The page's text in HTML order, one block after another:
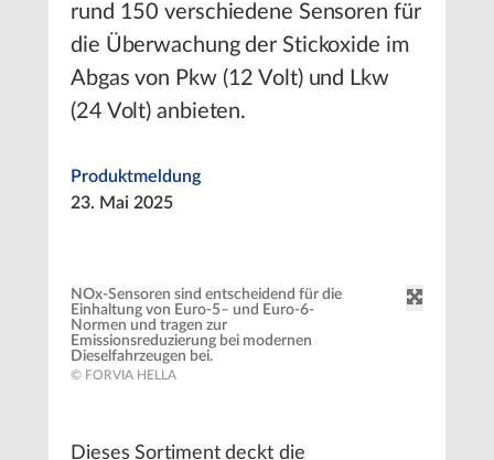
rund 150 verschiedene Sensoren für
die Überwachung der Stickoxide im
Abgas von Pkw (12 Volt) und Lkw
(24 Volt) anbieten.
Produktmeldung
23. Mai 2025
NOx-Sensoren sind entscheidend für die
Einhaltung von Euro-5– und Euro-6-
Normen und tragen zur
Emissionsreduzierung bei modernen
Dieselfahrzeugen bei.
© FORVIA HELLA
Dieses Sortiment deckt die